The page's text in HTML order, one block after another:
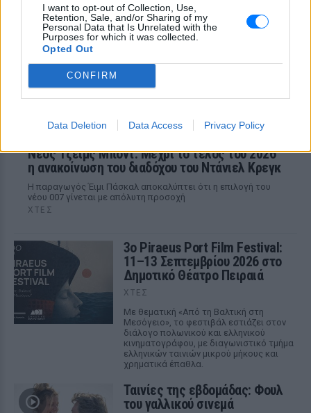
I want to opt-out of Collection, Use,
Retention, Sale, and/or Sharing of my
Personal Data that Is Unrelated with the
Purposes for which it was collected.
Opted Out
CONFIRM
Data Deletion Data Access Privacy Policy
Ο λόγος για το Demon Cavefish
Νέος Τζέιμς Μποντ: Μέχρι το τέλος του 2026
η ανακοίνωση του διαδόχου του Ντάνιελ Κρεγκ
Η παραγωγός Έιμι Πάσκαλ αποκαλύπτει ότι η επιλογή του
νέου 007 γίνεται με απόλυτη προσοχή
ΧΤΕΣ
3ο Piraeus Port Film Festival:
11–13 Σεπτεμβρίου 2026 στο
Δημοτικό Θέατρο Πειραιά
ΧΤΕΣ
Με θεματική «Από τη Βαλτική στη
Μεσόγειο», το φεστιβάλ εστιάζει στον
διάλογο πολωνικού και ελληνικού
κινηματογράφου, με διαγωνιστικό τμήμα
ελληνικών ταινιών μικρού μήκους και
χρηματικά έπαθλα.
Ταινίες της εβδομάδας: Φουλ
του γαλλικού σινεμά